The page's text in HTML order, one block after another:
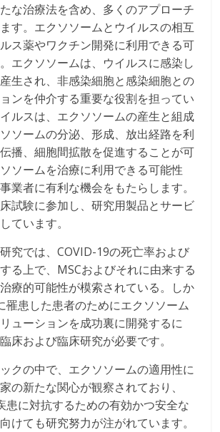
な治療法を含め、多くのアプローチ
す。エクソソームとウイルスの相互
ス薬やワクチン開発に利用できる可
エクソソームは、ウイルスに感染し
生され、非感染細胞と感染細胞との
ンを仲介する重要な役割を担ってい
ルスは、エクソソームの産生と組成
ソームの分泌、形成、放出経路を利
播、細胞間拡散を促進することが可
ソームを治療に利用できる可能性
業者に有利な機会をもたらします。
試験に参加し、研究用製品とサービ
ています。
究では、COVID-19の死亡率および
る上で、MSCおよびそれに由来する
療的可能性が模索されている。しか
罹患した患者のためにエクソソーム
ューションを成功裏に開発するに
床および臨床研究が必要です。
クの中で、エクソソームの適用性に
の新たな関心が観察されており、
患に対抗するための有効かつ安全な
けても研究努力が注がれています。